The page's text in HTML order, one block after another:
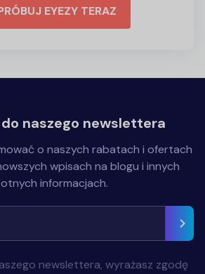
EYEZY TERAZ
naszego newslettera
o naszych rabatach i ofertach
wpisach na blogu i innych
informacjach.
newslettera, wyrażasz zgodę